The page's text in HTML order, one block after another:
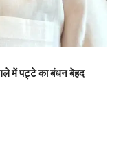
में पट्टे का बंधन बेहद